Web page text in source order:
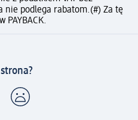
nie podlega rabatom.(#) Za tę
PAYBACK.